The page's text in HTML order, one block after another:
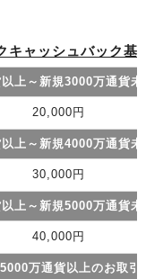
キャッシュバック基
上～新規3000万通貨
20,000円
上～新規4000万通貨
30,000円
上～新規5000万通貨
40,000円
万通貨以上のお取引